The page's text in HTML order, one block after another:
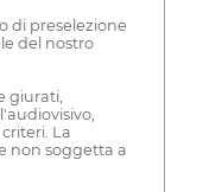
di preselezione
del nostro
giurati,
La
non soggetta a